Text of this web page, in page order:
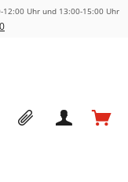
Uhr und 13:00-15:00 Uhr